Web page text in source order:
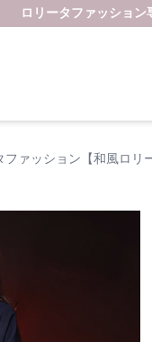
ロリータファッション
ファッション【和風ロリ